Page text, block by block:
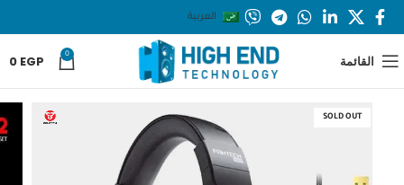
العربية
القائمة 0
0 EGP
SOLD OUT